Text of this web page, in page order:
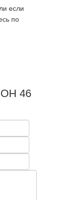
если
по
46